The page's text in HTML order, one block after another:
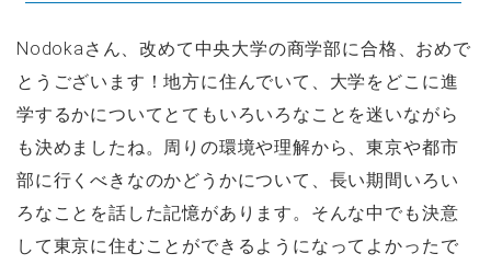
Nodokaさん、改めて中央大学の商学部に合格、おめで
とうございます！地方に住んでいて、大学をどこに進
学するかについてとてもいろいろなことを迷いながら
も決めましたね。周りの環境や理解から、東京や都市
部に行くべきなのかどうかについて、長い期間いろい
ろなことを話した記憶があります。そんな中でも決意
して東京に住むことができるようになってよかったで